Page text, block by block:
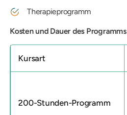
Therapieprogramm
Kosten und Dauer des Programms
Kursart
200-Stunden-Programm